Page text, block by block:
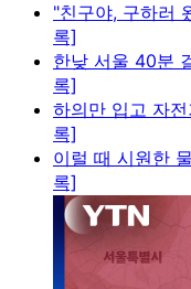
"친구야, 구하러
록]
한낮 서울 40분
록]
하의만 입고 자
록]
이럴 때 시원한
록]